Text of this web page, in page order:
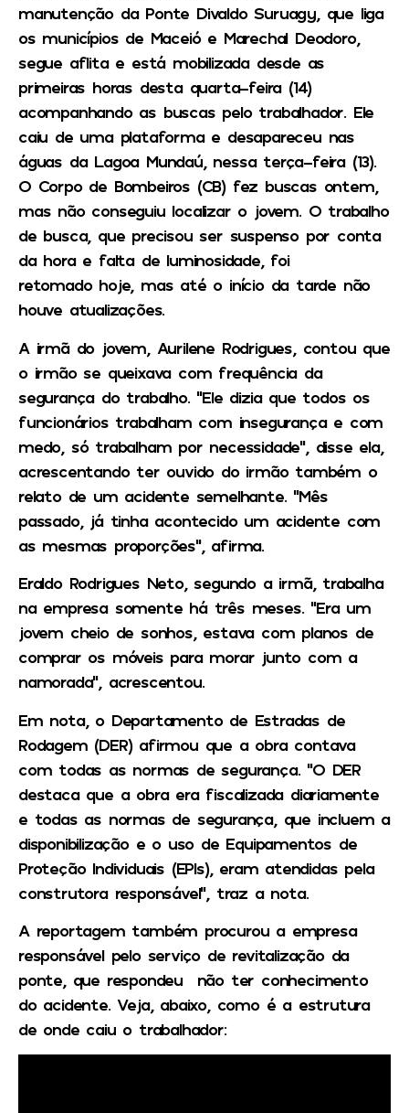
manutenção da Ponte Divaldo Suruagy, que liga
os municípios de Maceió e Marechal Deodoro,
segue aflita e está mobilizada desde as
primeiras horas desta quarta-feira (14)
acompanhando as buscas pelo trabalhador. Ele
caiu de uma plataforma e desapareceu nas
águas da Lagoa Mundaú, nessa terça-feira (13).
O Corpo de Bombeiros (CB) fez buscas ontem,
mas não conseguiu localizar o jovem. O trabalho
de busca, que precisou ser suspenso por conta
da hora e falta de luminosidade, foi
retomado hoje, mas até o início da tarde não
houve atualizações.
A irmã do jovem, Aurilene Rodrigues, contou que
o irmão se queixava com frequência da
segurança do trabalho. “Ele dizia que todos os
funcionários trabalham com insegurança e com
medo, só trabalham por necessidade”, disse ela,
acrescentando ter ouvido do irmão também o
relato de um acidente semelhante. “Mês
passado, já tinha acontecido um acidente com
as mesmas proporções”, afirma.
Eraldo Rodrigues Neto, segundo a irmã, trabalha
na empresa somente há três meses. “Era um
jovem cheio de sonhos, estava com planos de
comprar os móveis para morar junto com a
namorada”, acrescentou.
Em nota, o Departamento de Estradas de
Rodagem (DER) afirmou que a obra contava
com todas as normas de segurança. “O DER
destaca que a obra era fiscalizada diariamente
e todas as normas de segurança, que incluem a
disponibilização e o uso de Equipamentos de
Proteção Individuais (EPIs), eram atendidas pela
construtora responsável”, traz a nota.
A reportagem também procurou a empresa
responsável pelo serviço de revitalização da
ponte, que respondeu não ter conhecimento
do acidente.Veja, abaixo, como é a estrutura
de onde caiu o trabalhador: